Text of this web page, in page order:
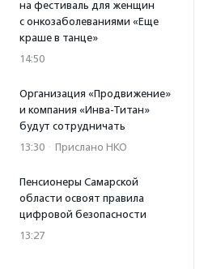
на фестиваль для женщин
с онкозаболеваниями «Еще
краше в танце»
14:50
Организация «Продвижение»
и компания «Инва-Титан»
будут сотрудничать
13:30 · Прислано НКО
Пенсионеры Самарской
области освоят правила
цифровой безопасности
13:27